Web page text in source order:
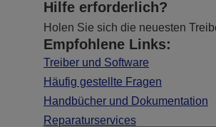
Hilfe erforderlich?
Holen Sie sich die neuesten
Empfohlene Links:
Treiber und Software
Häufig gestellte Fragen
Handbücher und Dokumentation
Reparaturservices